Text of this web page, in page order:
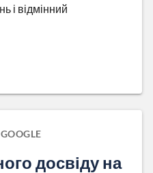
і відмінний
досвіду на